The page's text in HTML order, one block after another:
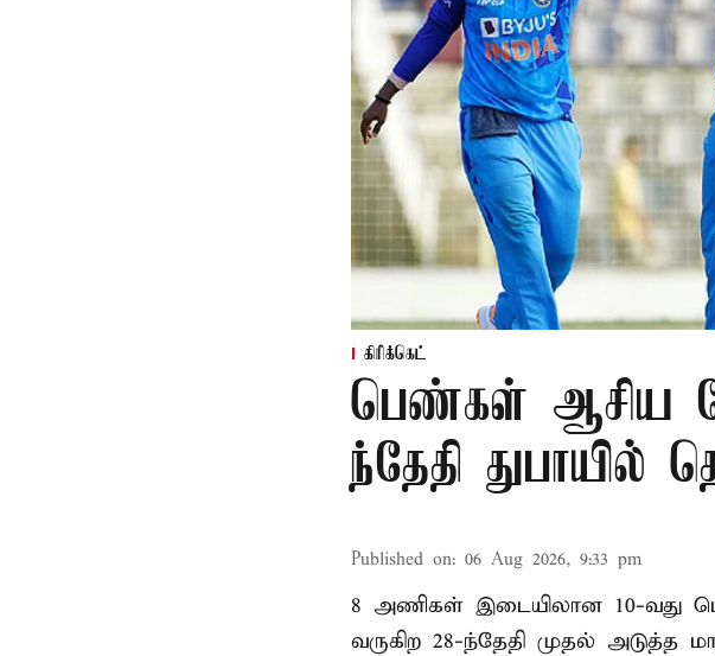
கிரிக்கெட்
பெண்கள் ஆசிய
ந்தேதி துபாயில்
Published on: 06 Aug 2026, 9:33 pm
8 அணிகள் இடையிலான 10-வது
வருகிற 28-ந்தேதி முதல் அடுத்த